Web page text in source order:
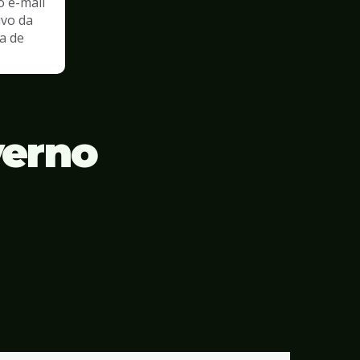
da
de